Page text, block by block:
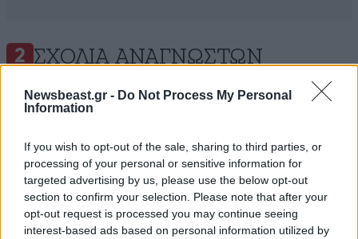
Newsbeast.gr - Do Not Process My Personal
Information
If you wish to opt-out of the sale, sharing to third parties, or
processing of your personal or sensitive information for
targeted advertising by us, please use the below opt-out
section to confirm your selection. Please note that after your
opt-out request is processed you may continue seeing
interest-based ads based on personal information utilized by
2 ΣΧΌΛΙΑ ΑΝΑΓΝΩΣΤΏΝ
ΠΡΟΣΘΕΣΤΕ ΤΟ ΣΧΟΛΙΟ ΣΑΣ